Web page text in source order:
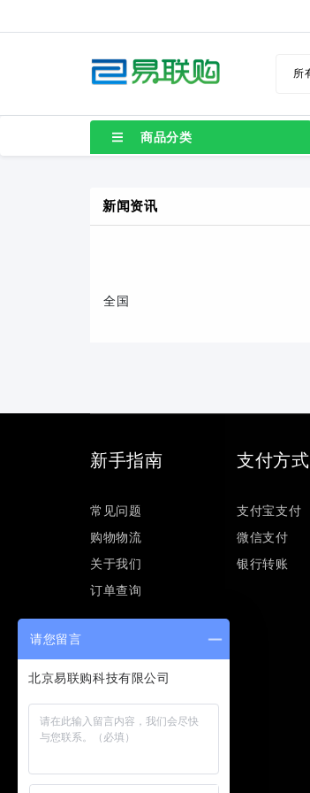
商品分类
新闻资讯
全国
新手指南
常见问题
购物物流
关于我们
订单查询
支付方式
支付宝支付
微信支付
银行转账
请您留言